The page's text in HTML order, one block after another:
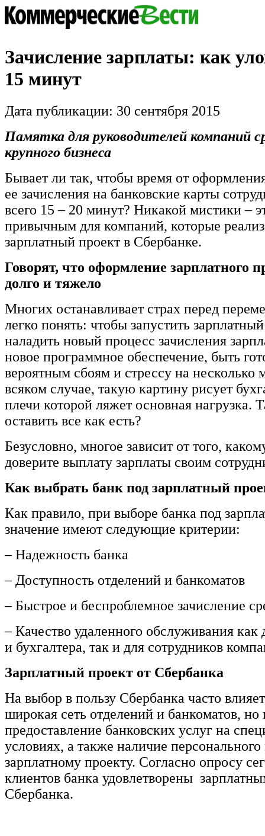
Зачисление зарплаты: как
15 минут
Дата публикации: 30 сентября 2015
Памятка для руководителей компаний
крупного бизнеса
Бывает ли так, чтобы время от
ее зачисления на банковские карты
всего 15 – 20 минут? Никакой мистики –
привычным для компаний, которые
зарплатный проект в Сбербанке.
Говорят, что оформление зарплатного
долго и тяжело
Многих останавливает страх перед
легко понять: чтобы запустить
наладить новый процесс зачисления
новое программное обеспечение, быть
вероятным сбоям и стрессу на
всяком случае, такую картину рисует
плечи которой ляжет основная нагрузка.
оставить все как есть?
Безусловно, многое зависит от того,
доверите выплату зарплаты своим
Как выбрать банк под зарплатный
Как правило, при выборе банка под
значение имеют следующие критерии:
– Надежность банка
– Доступность отделений и банкоматов
– Быстрое и беспроблемное зачисление
– Качество удаленного обслуживания как
и бухгалтера, так и для сотрудников
Зарплатный проект от Сбербанка
На выбор в пользу Сбербанка часто
широкая сеть отделений и банкоматов, но
предоставление банковских услуг на
условиях, а также наличие
зарплатному проекту. Согласно опросу
клиентов банка удовлетворены
Сбербанка.